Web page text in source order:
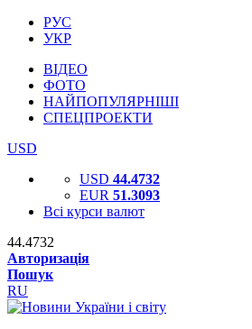
РУС
УКР
ВІДЕО
ФОТО
НАЙПОПУЛЯРНІШІ
СПЕЦПРОЕКТИ
USD
USD 44.4732
EUR 51.3093
Всі курси валют
44.4732
Авторизація
Пошук
RU